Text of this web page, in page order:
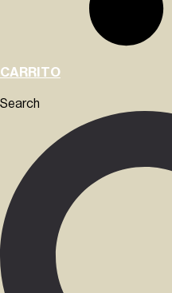
CARRITO
Search